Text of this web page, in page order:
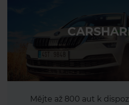
Mějte až 800 aut k